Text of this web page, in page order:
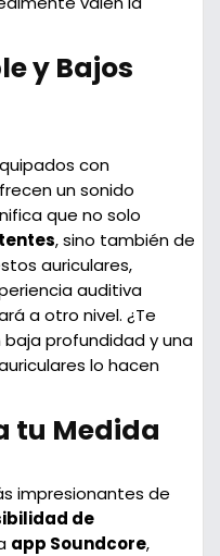
y Bajos
con
un sonido
que no solo
, sino también de
auriculares,
auditiva
a otro nivel. ¿Te
baja profundidad y una
lo hacen
tu Medida
impresionantes de
de
app Soundcore,